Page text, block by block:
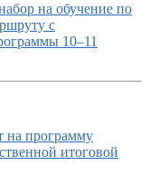
на обучение по
с
10–11
на программу
итоговой